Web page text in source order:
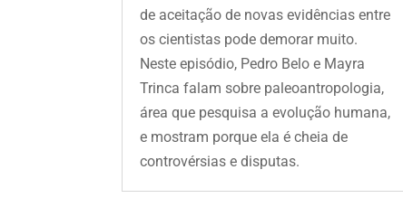
de aceitação de novas evidências entre
os cientistas pode demorar muito.
Neste episódio, Pedro Belo e Mayra
Trinca falam sobre paleoantropologia,
área que pesquisa a evolução humana,
e mostram porque ela é cheia de
controvérsias e disputas.